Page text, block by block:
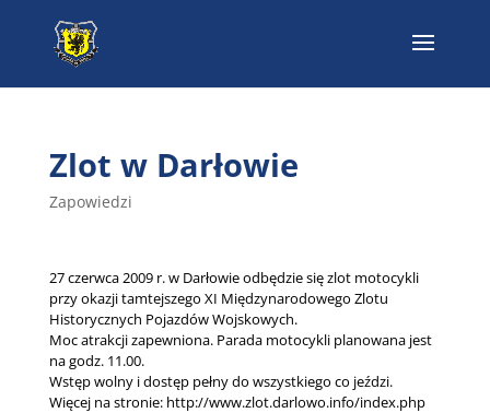
Zlot w Darłowie
Zapowiedzi
27 czerwca 2009 r. w Darłowie odbędzie się zlot motocykli
przy okazji tamtejszego XI Międzynarodowego Zlotu
Historycznych Pojazdów Wojskowych.
Moc atrakcji zapewniona. Parada motocykli planowana jest
na godz. 11.00.
Wstęp wolny i dostęp pełny do wszystkiego co jeździ.
Więcej na stronie: http://www.zlot.darlowo.info/index.php